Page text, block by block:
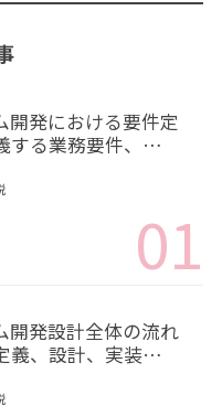
開発における要件定
する業務要件、…
01
開発設計全体の流れ
義、設計、実装…